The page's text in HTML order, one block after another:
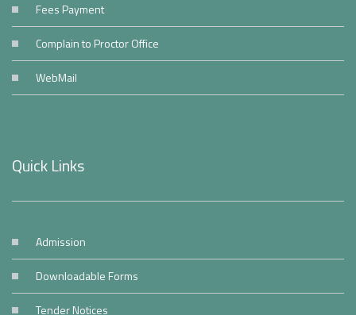
Fees Payment
Complain to Proctor Office
WebMail
Quick Links
Admission
Downloadable Forms
Tender Notices